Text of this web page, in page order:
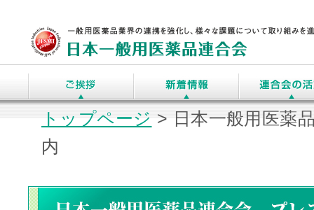
トップページ > 日本一般用医薬
内